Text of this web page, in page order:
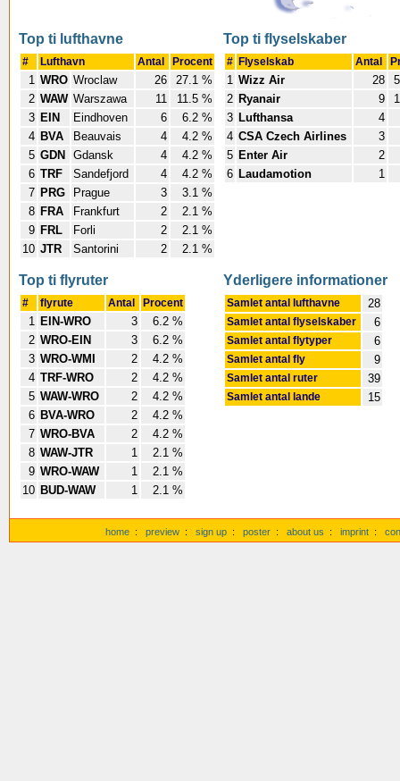
Top ti lufthavne
# Lufthavn Antal Procent
1 WRO Wroclaw 26
27.1 %
2 WAW Warszawa 11
11.5 %
3 EIN Eindhoven 6
6.2 %
4 BVA Beauvais 4
4.2 %
5 GDN Gdansk 4
4.2 %
6 TRF Sandefjord 4
4.2 %
7 PRG Prague 3
3.1 %
8 FRA Frankfurt 2
2.1 %
9 FRL Forli 2
2.1 %
10 JTR Santorini 2 2.1 %
Top ti flyselskaber
# Flyselskab Antal
1 Wizz Air 28
2 Ryanair 9
3 Lufthansa 4
4 CSA Czech Airlines 3
5 Enter Air 2
6 Laudamotion 1
Top ti flyruter
# flyrute Antal Procent
1 EIN-WRO 3
6.2 %
2 WRO-EIN 3
6.2 %
3 WRO-WMI 2
4.2 %
4 TRF-WRO 2
4.2 %
5 WAW-WRO 2
4.2 %
6 BVA-WRO 2
4.2 %
7 WRO-BVA 2
4.2 %
8 WAW-JTR 1
2.1 %
9 WRO-WAW 1
2.1 %
10 BUD-WAW 1 2.1 %
Yderligere informationer
Samlet antal lufthavne 28
Samlet antal flyselskaber 6
Samlet antal flytyper 6
Samlet antal fly 9
Samlet antal ruter 39
Samlet antal lande 15
home : preview : sign up : poster : about us : imprint :